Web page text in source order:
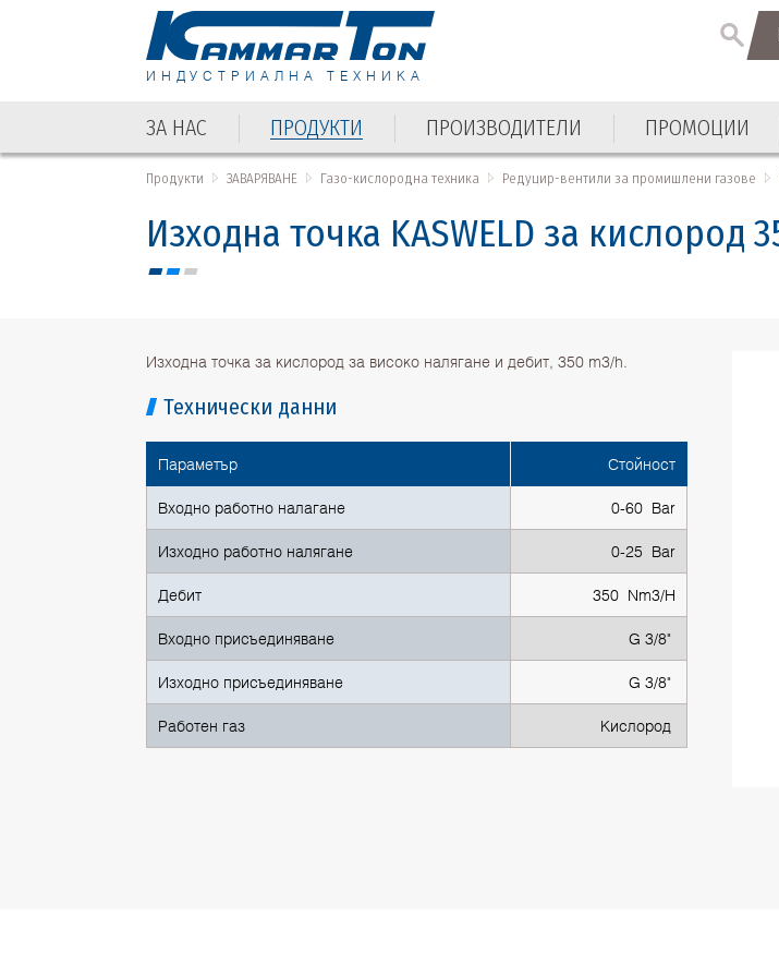
ИНДУСТРИАЛНА ТЕХНИКА
ЗА НАС ПРОДУКТИ ПРОИЗВОДИТЕЛИ ПРОМОЦИИ
ЗА НАС ПРОДУКТИ
Продукти ЗАВАРЯВАНЕ Газо-кислородна техника Редуцир-вентили за промишлени газове
Изходна точка KASWELD за кислород
Изходна точка за кислород за високо налягане и дебит, 350 m3/h.
Технически данни
Параметър Стойност
Входно работно налагане 0-60 Bar
Изходно работно налягане 0-25 Bar
Дебит 350 Nm3/H
Входно присъединяване G 3/8"
Изходно присъединяване G 3/8"
Работен газ Кислород